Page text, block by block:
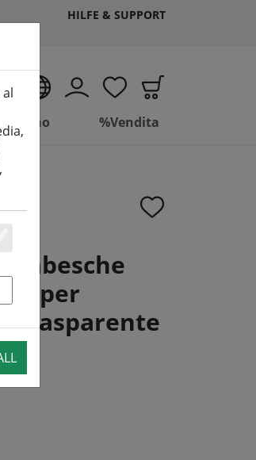
HILFE & SUPPORT
IT
Bagno %Vendita
fiabesche
per
trasparente
Essenziell
Statstik & Marketing